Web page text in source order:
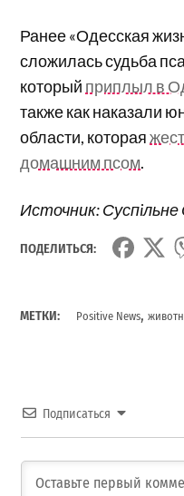
Ранее «Одесская
сложилась судьба
который приплыл в
также как наказали
области, которая
домашним псом.
Источник: Суспiльне
ПОДЕЛИТЬСЯ:
МЕТКИ: Positive News,
Подписаться